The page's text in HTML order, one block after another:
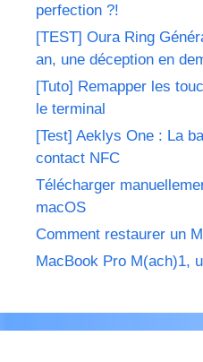
perfection ?!
[TEST] Oura Ring
an, une déception en
[Tuto] Remapper les
le terminal
[Test] Aeklys One : La
contact NFC
Télécharger
macOS
Comment restaurer un
MacBook Pro M(ach)1,